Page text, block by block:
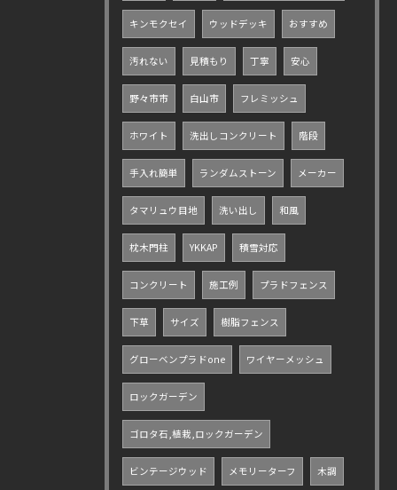
キンモクセイ ウッドデッキ おすすめ
汚れない 見積もり 丁寧 安心
野々市市 白山市 フレミッシュ
ホワイト 洗出しコンクリート 階段
手入れ簡単 ランダムストーン メーカー
タマリュウ目地 洗い出し 和風
枕木門柱 YKKAP 積雪対応
コンクリート 施工例 プラドフェンス
下草 サイズ 樹脂フェンス
グローベンプラドone ワイヤーメッシュ
ロックガーデン
ゴロタ石,植栽,ロックガーデン
ビンテージウッド メモリーターフ 木調